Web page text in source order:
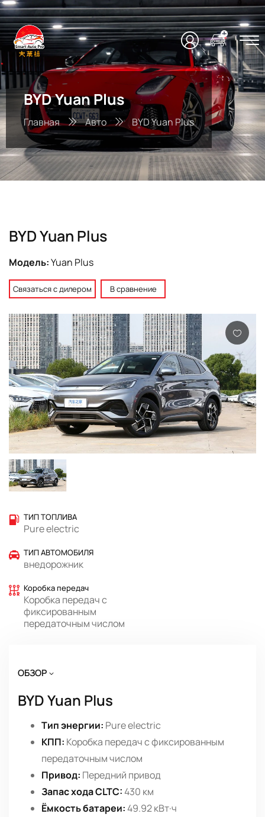
BYD Yuan Plus
Главная Авто BYD Yuan Plus
BYD Yuan Plus
Модель:Yuan Plus
Связаться с дилером В сравнение
ТИП ТОПЛИВА
Pure electric
ТИП АВТОМОБИЛЯ
внедорожник
Коробка передач
Коробка передач с
фиксированным
передаточным числом
ОБЗОР
BYD Yuan Plus
Тип энергии: Pure electric
КПП: Коробка передач с фиксированным
передаточным числом
Привод: Передний привод
Запас хода CLTC: 430 км
Ёмкость батареи: 49.92 кВт·ч